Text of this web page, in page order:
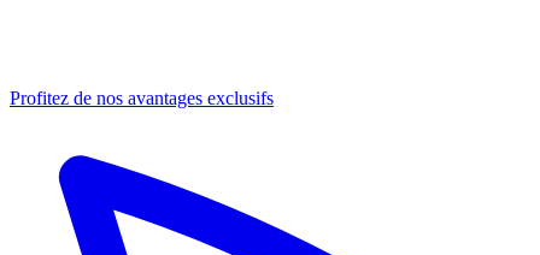
Profitez de nos avantages exclusifs